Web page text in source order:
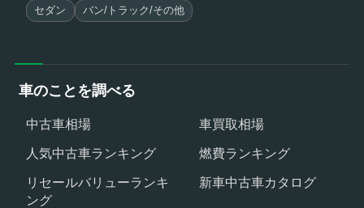
セダン バン/トラック/その他
車のことを調べる
中古車相場
車買取相場
人気中古車ランキング
燃費ランキング
リセールバリューランキ
ング
新車中古車カタログ